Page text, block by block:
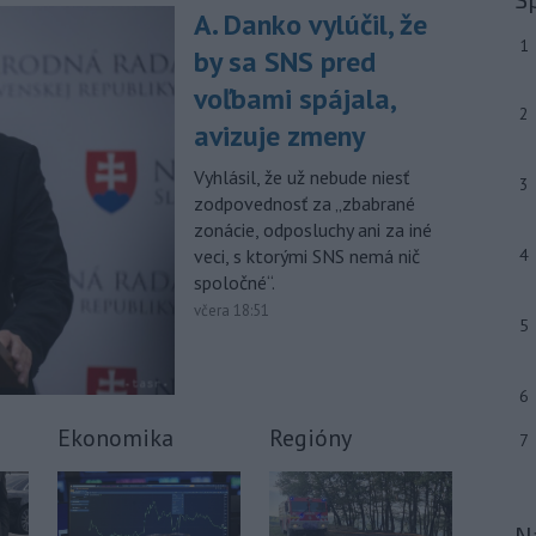
10:44 - Slovenský futbalista Lukáš
Haraslín môže v najbližšom období
zmeniť klubovú adresu. O 30-ročného
stredopoliara Sparty Praha sa podľa
portálu isport.cz zaujíma
saudskoarabský Al-Fateh.
10:23 - Vo veku 94 rokov zomrela 29.
júla 2026 herečka a dlhoročná
členka Slovenského komorného
divadla (SKD) v Martine Helena
Sudická.
bratislavskej diaľnice D2.
Viac >
A. Danko vylúčil, že
by sa SNS pred
voľbami spájala,
avizuje zmeny
Vyhlásil, že už nebude niesť
zodpovednosť za „zbabrané
zonácie, odposluchy ani za iné
veci, s ktorými SNS nemá nič
spoločné“.
včera 18:51
Ekonomika Regióny
1
2
3
4
5
6
7